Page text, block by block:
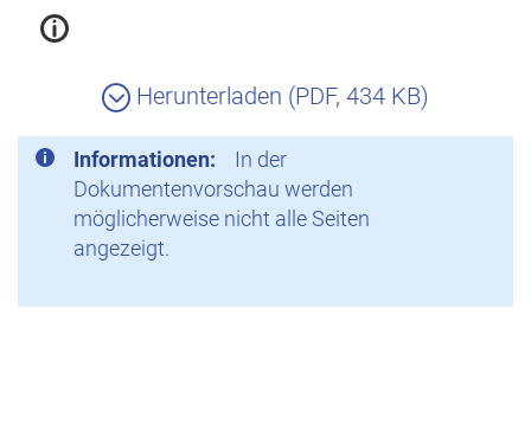
Herunterladen (PDF, 434 KB)
Informationen:
In der
Dokumentenvorschau werden
möglicherweise nicht alle Seiten
angezeigt.